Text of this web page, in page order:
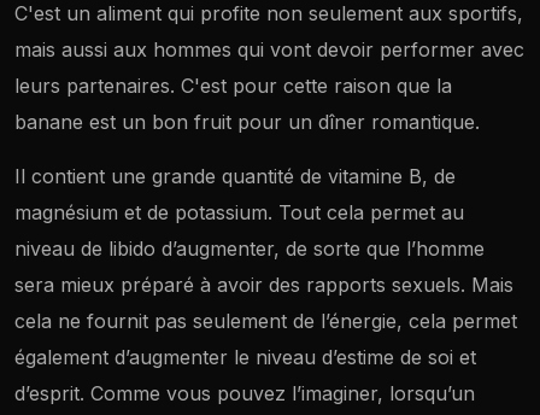
C'est un aliment qui profite non seulement aux sportifs,
mais aussi aux hommes qui vont devoir performer avec
leurs partenaires. C'est pour cette raison que la
banane est un bon fruit pour un dîner romantique.
Il contient une grande quantité de vitamine B, de
magnésium et de potassium. Tout cela permet au
niveau de libido d’augmenter, de sorte que l’homme
sera mieux préparé à avoir des rapports sexuels. Mais
cela ne fournit pas seulement de l’énergie, cela permet
également d’augmenter le niveau d’estime de soi et
d’esprit. Comme vous pouvez l’imaginer, lorsqu’un